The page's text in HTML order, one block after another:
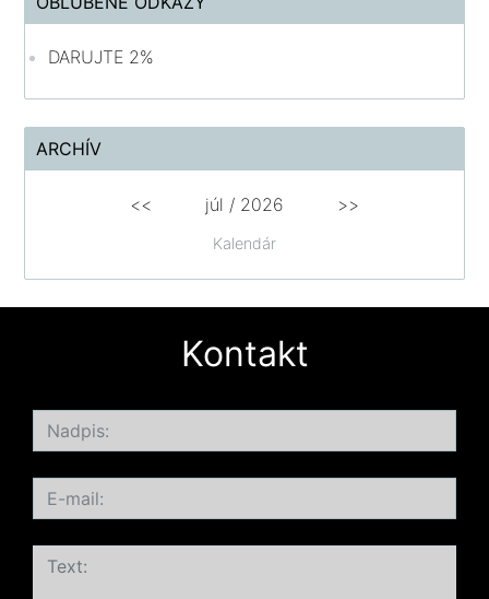
DARUJTE 2%
ARCHÍV
Kalendár
<< júl / 2026 >>
Kontakt